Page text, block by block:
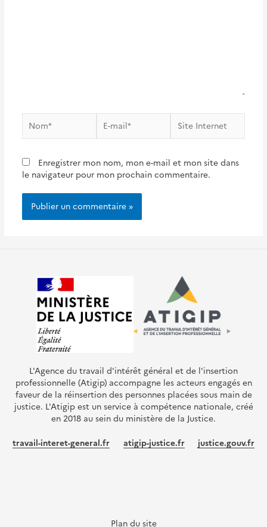
mail*
Internet
Enregistrer mon nom, mon e-mail et mon site dans
le navigateur pour mon prochain commentaire.
L'Agence du travail d'intérêt général et de l'insertion
professionnelle (Atigip) accompagne les acteurs engagés en
faveur de la réinsertion des personnes placées sous main de
justice. L'Atigip est un service à compétence nationale, créé
en 2018 au sein du ministère de la Justice.
travail-interet-general.fr atigip-justice.fr justice.gouv.fr
Plan du site